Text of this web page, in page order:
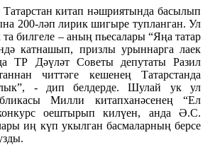
китап нәшриятында басылып
200-ләп лирик шигыре тупланган. Ул
та билгеле – аның пьесалары “Яңа татар
катнашып, призлы урыннарга лаек
ТР Дәүләт Советы депутаты Разил
читтәге кешенең Татарстанда
- дип белдерде. Шулай ук ул
Милли китапханәсенең “Ел
оештырып килүен, анда Ә.С.
иң күп укылган басмаларның берсе